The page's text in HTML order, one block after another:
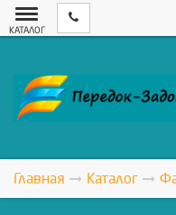
КАТАЛОГ
Главная Каталог